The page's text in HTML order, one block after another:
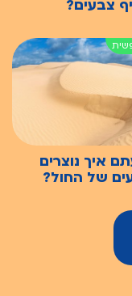
צבעים?
איך נוצרים
של החול?